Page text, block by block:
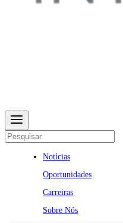
Notícias
Oportunidades
Carreiras
Sobre Nós